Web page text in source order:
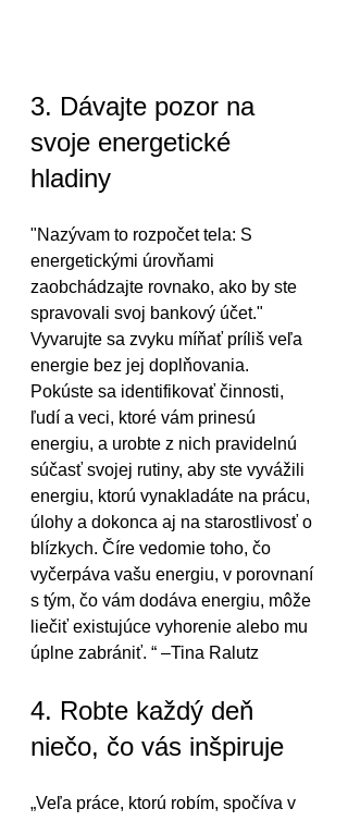
3. Dávajte pozor na
svoje energetické
hladiny
"Nazývam to rozpočet tela: S
energetickými úrovňami
zaobchádzajte rovnako, ako by ste
spravovali svoj bankový účet."
Vyvarujte sa zvyku míňať príliš veľa
energie bez jej doplňovania.
Pokúste sa identifikovať činnosti,
ľudí a veci, ktoré vám prinesú
energiu, a urobte z nich pravidelnú
súčasť svojej rutiny, aby ste vyvážili
energiu, ktorú vynakladáte na prácu,
úlohy a dokonca aj na starostlivosť o
blízkych. Číre vedomie toho, čo
vyčerpáva vašu energiu, v porovnaní
s tým, čo vám dodáva energiu, môže
liečiť existujúce vyhorenie alebo mu
úplne zabrániť. “ –Tina Ralutz
4. Robte každý deň
niečo, čo vás inšpiruje
„Veľa práce, ktorú robím, spočíva v